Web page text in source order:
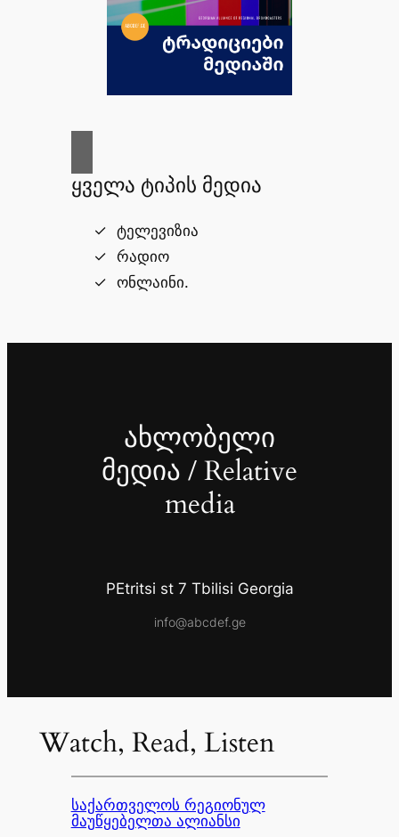
ყველა ტიპის მედია
ტელევიზია
რადიო
ონლაინი.
ახლობელი
მედია / Relative
media
PEtritsi st 7 Tbilisi Georgia
info@abcdef.ge
Watch, Read, Listen
საქართველოს რეგიონულ
მაუწყებელთა ალიანსი